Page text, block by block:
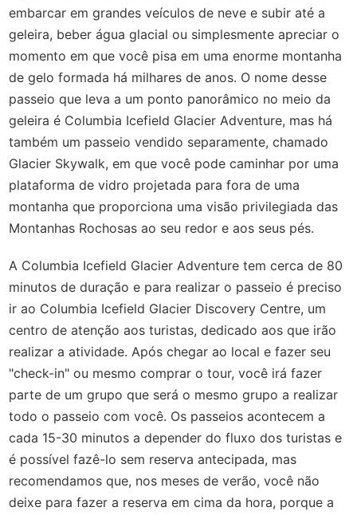
embarcar em grandes veículos de neve e subir até a
geleira, beber água glacial ou simplesmente apreciar o
momento em que você pisa em uma enorme montanha
de gelo formada há milhares de anos. O nome desse
passeio que leva a um ponto panorâmico no meio da
geleira é Columbia Icefield Glacier Adventure, mas há
também um passeio vendido separamente, chamado
Glacier Skywalk, em que você pode caminhar por uma
plataforma de vidro projetada para fora de uma
montanha que proporciona uma visão privilegiada das
Montanhas Rochosas ao seu redor e aos seus pés.
A Columbia Icefield Glacier Adventure tem cerca de 80
minutos de duração e para realizar o passeio é preciso
ir ao Columbia Icefield Glacier Discovery Centre, um
centro de atenção aos turistas, dedicado aos que irão
realizar a atividade. Após chegar ao local e fazer seu
"check-in" ou mesmo comprar o tour, você irá fazer
parte de um grupo que será o mesmo grupo a realizar
todo o passeio com você. Os passeios acontecem a
cada 15-30 minutos a depender do fluxo dos turistas e
é possível fazê-lo sem reserva antecipada, mas
recomendamos que, nos meses de verão, você não
deixe para fazer a reserva em cima da hora, porque a